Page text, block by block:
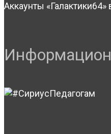
Аккаунты «Галактики64»